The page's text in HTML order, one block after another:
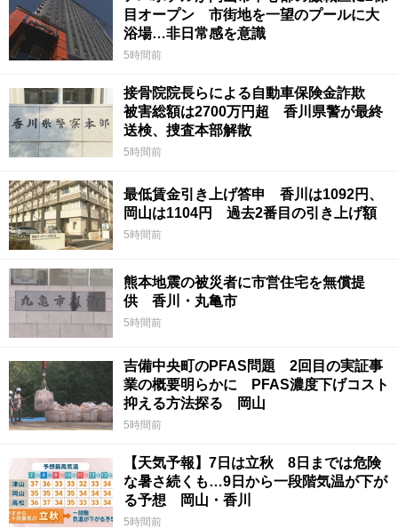
目オープン 市街地を一望のプールに大
浴場…非日常感を意識
5時間前
接骨院院長らによる自動車保険金詐欺
被害総額は2700万円超 香川県警が最終
送検、捜査本部解散
5時間前
最低賃金引き上げ答申 香川は1092円、
岡山は1104円 過去2番目の引き上げ額
5時間前
熊本地震の被災者に市営住宅を無償提
供 香川・丸亀市
5時間前
吉備中央町のPFAS問題 2回目の実証事
業の概要明らかに PFAS濃度下げコスト
抑える方法探る 岡山
5時間前
【天気予報】7日は立秋 8日までは危険
な暑さ続くも…9日から一段階気温が下が
る予想 岡山・香川
5時間前